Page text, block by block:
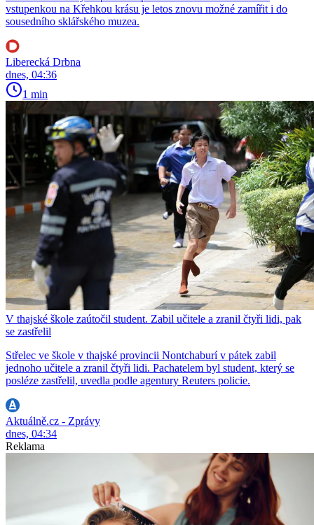
vstupenkou na Křehkou krásu je letos znovu možné zamířit i do
sousedního sklářského muzea.
Liberecká Drbna
dnes, 04:36
1 min
V thajské škole zaútočil student. Zabil učitele a zranil čtyři lidi, pak
se zastřelil
Střelec ve škole v thajské provincii Nontchaburí v pátek zabil
jednoho učitele a zranil čtyři lidi. Pachatelem byl student, který se
posléze zastřelil, uvedla podle agentury Reuters policie.
Aktuálně.cz - Zprávy
dnes, 04:34
Reklama